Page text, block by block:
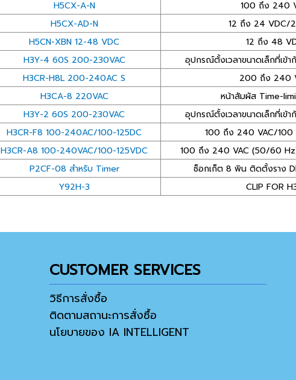
H5CX-A-N
100 ถึง 240
H5CX-AD-N
12 ถึง 24 VDC/
H5CN-XBN 12-48 VDC
12 ถึง 48
H3Y-4 60S 200-230VAC
อุปกรณ์ตั้งเวลาขนาดเล็กที่เข้า
H3CR-H8L 200-240AC S
200 ถึง 240
H3CA-8 220VAC
หน้าสัมผัส Time-
H3Y-2 60S 200-230VAC
อุปกรณ์ตั้งเวลาขนาดเล็กที่เข้า
H3CR-F8 100-240AC/100-125DC
100 ถึง 240 VAC/100
H3CR-A8 100-240VAC/100-125VDC
100 ถึง 240 VAC (50/60
P2CF-08 สำหรับ Timer
ซ็อกเก็ต 8 พิน ติดตั้งราง
Y92H-3
CLIP FOR
CUSTOMER SERVICES
วิธีการสั่งซื้อ
ติดตามสถานะการสั่งซื้อ
นโยบายของ IA INTELLIGENT